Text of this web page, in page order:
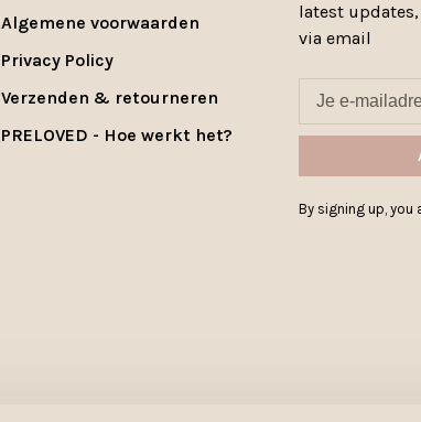
Algemene voorwaarden
Privacy Policy
Verzenden & retourneren
PRELOVED - Hoe werkt het?
latest
via email
By signing up, you